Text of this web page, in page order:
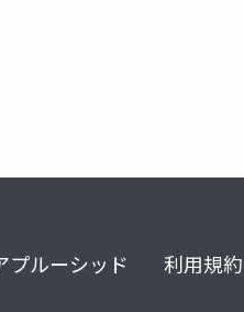
プルーシッド 利用規約